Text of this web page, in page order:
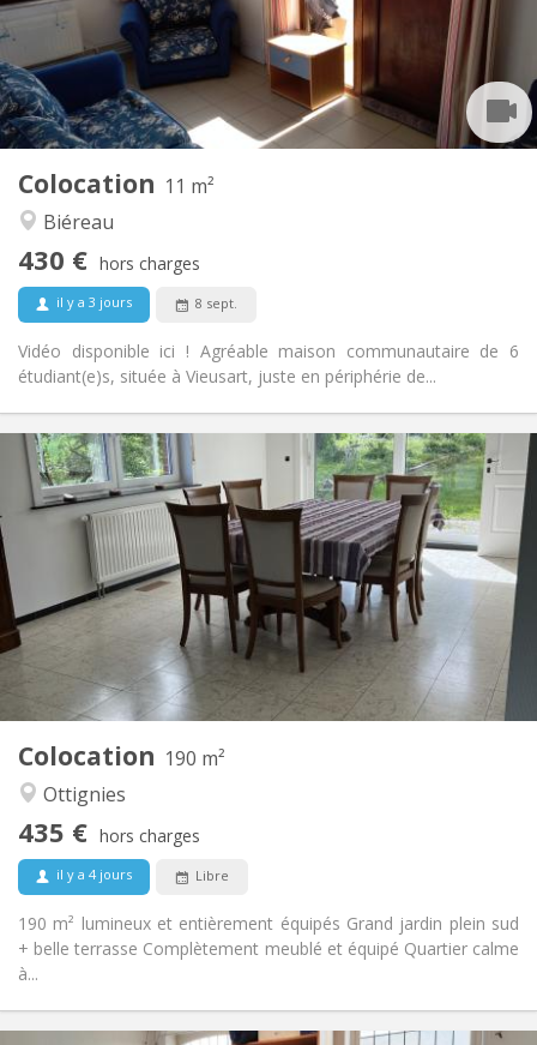
Colocation 11 m²
Biéreau
430 € hors charges
il y a 3 jours 8 sept.
Vidéo disponible ici ! Agréable maison communautaire de 6
étudiant(e)s, située à Vieusart, juste en périphérie de...
Aménagement
Salle de bain:
Commune
Cuisine:
Commune
Superficie:
11 m
2
Pièces privées:
Colocation 190 m²
Ottignies
435 € hors charges
il y a 4 jours Libre
190 m² lumineux et entièrement équipés Grand jardin plein sud
+ belle terrasse Complètement meublé et équipé Quartier calme
à...
Infos Pratiques
Loyer:
435 €
Charges:
160 €
Durée:
12 mois, 11 mois
Domiciliation:
Acceptée
Aménagement
Salle de bain:
Commune
Cuisine:
Commune
Superficie:
190 m
Pièces privées:
1